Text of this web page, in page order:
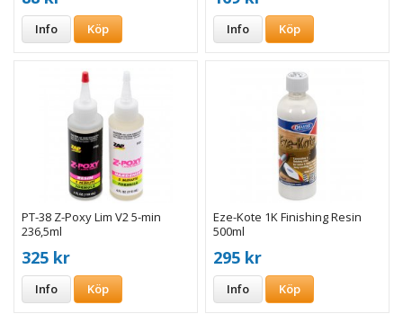
Info Köp Info Köp
PT-38 Z-Poxy Lim V2 5-min
236,5ml
325 kr
Info Köp
Eze-Kote 1K Finishing Resin
500ml
295 kr
Info Köp